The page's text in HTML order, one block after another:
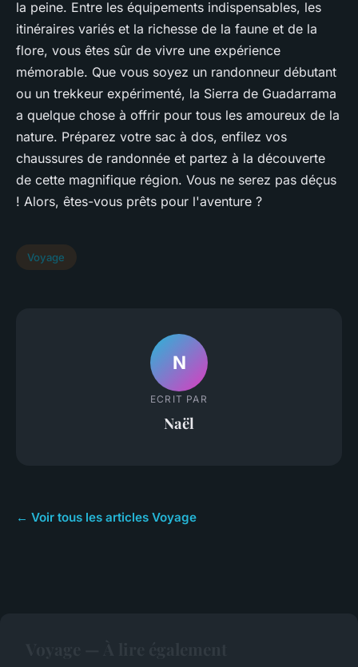
la peine. Entre les équipements indispensables, les
itinéraires variés et la richesse de la faune et de la
flore, vous êtes sûr de vivre une expérience
mémorable. Que vous soyez un randonneur débutant
ou un trekkeur expérimenté, la Sierra de Guadarrama
a quelque chose à offrir pour tous les amoureux de la
nature. Préparez votre sac à dos, enfilez vos
chaussures de randonnée et partez à la découverte
de cette magnifique région. Vous ne serez pas déçus
! Alors, êtes-vous prêts pour l'aventure ?
Voyage
N
ECRIT PAR
Naël
← Voir tous les articles Voyage